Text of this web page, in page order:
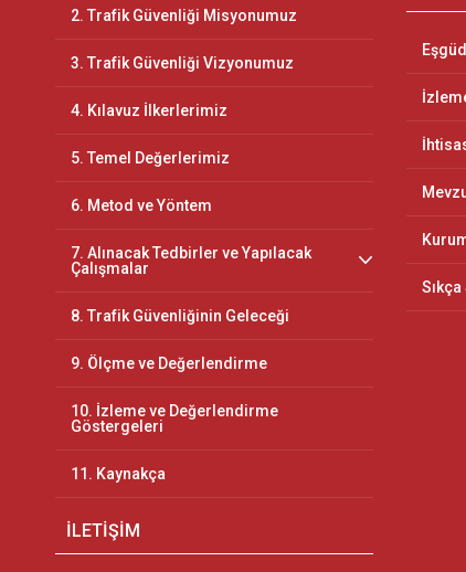
2. Trafik Güvenliği Misyonumuz
3. Trafik Güvenliği Vizyonumuz
4. Kılavuz İlkerlerimiz
5. Temel Değerlerimiz
6. Metod ve Yöntem
7. Alınacak Tedbirler ve Yapılacak
Çalışmalar
8. Trafik Güvenliğinin Geleceği
9. Ölçme ve Değerlendirme
10. İzleme ve Değerlendirme
Göstergeleri
11. Kaynakça
İLETİŞİM